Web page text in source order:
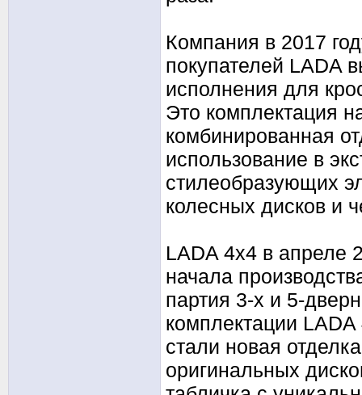
Компания в 2017
покупателей LADA
исполнения для
Это комплектация
комбинированная
использование в
стилеобразующих
колесных дисков и
LADA 4х4 в апреле
начала
партия 3-х и 5-
комплектации
стали новая
оригинальных